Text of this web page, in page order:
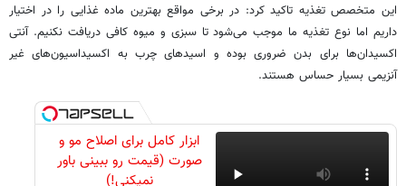
این متخصص تغذیه تاکید کرد: در برخی مواقع بهترین ماده غذایی را در اختیار
داریم اما نوع تغذیه ما موجب می‌شود تا سبزی و میوه کافی دریافت نکنیم. آنتی
اکسیدان‌ها برای بدن ضروری بوده و اسیدهای چرب به اکسیداسیون‌های غیر
آنزیمی بسیار حساس هستند.
ابزار کامل برای اصلاح مو و
صورت (قیمت رو ببینی باور
نمیکنی!)